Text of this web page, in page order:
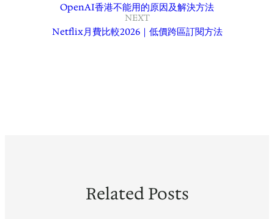
OpenAI香港不能用的原因及解決方法
NEXT
Netflix月費比較2026｜低價跨區訂閱方法
Related Posts